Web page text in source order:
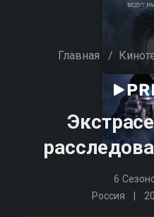
Главная /
6
Россия